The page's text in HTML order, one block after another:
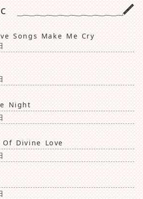
Songs Make Me Cry
Night
Divine Love